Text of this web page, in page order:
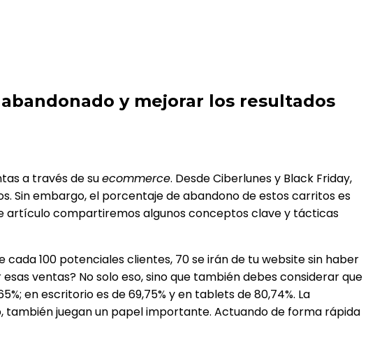
y mejorar los resultados
a través de suecommerce. Desde Ciberlunes y Black Friday,
Sin embargo, el porcentaje de abandono de estos carritos es
artículo compartiremos algunos conceptos clave y tácticas
100 potenciales clientes, 70 se irán de tu website sin haber
ventas? No solo eso, sino que también debes considerar que
en escritorio es de 69,75% y en tablets de 80,74%. La
juegan un papel importante. Actuando de forma rápida